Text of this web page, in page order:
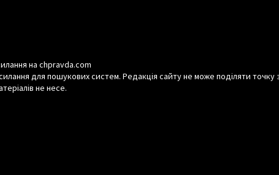
на chpravda.com
для пошукових систем. Редакція сайту не може поділяти точку
не несе.